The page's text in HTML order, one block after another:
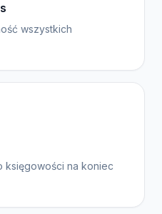
wszystkich
na koniec